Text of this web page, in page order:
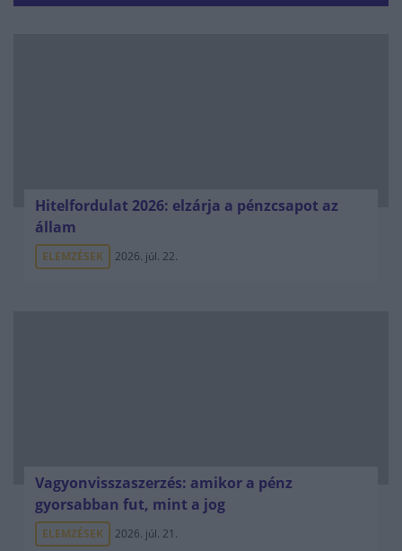
Hitelfordulat 2026: elzárja a pénzcsapot az
állam
ELEMZÉSEK 2026. júl. 22.
Vagyonvisszaszerzés: amikor a pénz
gyorsabban fut, mint a jog
ELEMZÉSEK 2026. júl. 21.